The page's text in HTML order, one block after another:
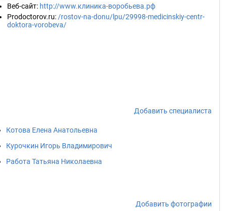
Веб-сайт: http://www.клиника-воробьева.рф
Prodoctorov.ru: /rostov-na-donu/lpu/29998-medicinskiy-centr-
doktora-vorobeva/
Добавить специалиста
Котова Елена Анатольевна
Курочкин Игорь Владимирович
Работа Татьяна Николаевна
Добавить фотографии